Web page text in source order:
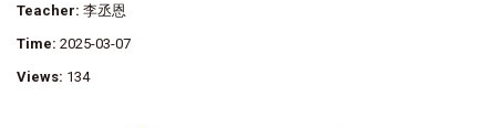
Teacher: 李丞恩
Time: 2025-03-07
Views: 134